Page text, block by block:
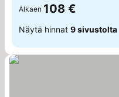
Alkaen 108 €
Näytä hinnat 9 sivustolta